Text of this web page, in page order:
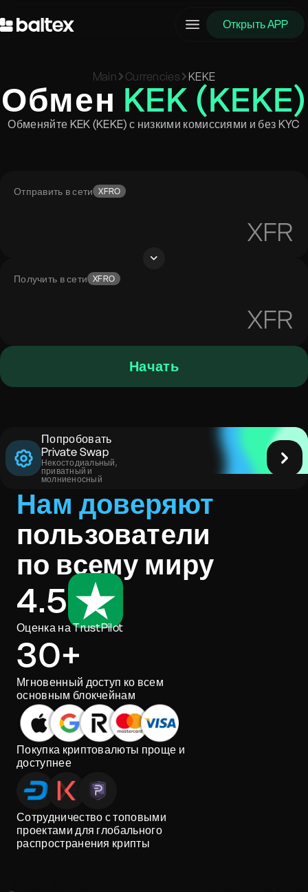
Открыть APP
Main Currencies KEKE
Обмен KEK (KEKE)
Обменяйте KEK (KEKE) с низкими комиссиями и без KYC
Отправить в сети XFRO
XFR
Получить в сети XFRO
XFR
Начать
Попробовать
Private Swap
Некостодиальный,
приватный и
молниеносный
Нам доверяют
пользователи
по всему миру
4.5
Оценка на TrustPilot
30+
Мгновенный доступ ко всем
основным блокчейнам
Покупка криптовалюты проще и
доступнее
Сотрудничество с топовыми
проектами для глобального
распространения крипты